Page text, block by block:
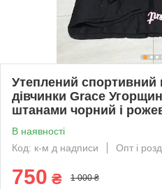
Утеплений
дівчинки Grace
штанами чорний і
В наявності
Код: к-м д надписи
Опт і
750 ₴ 1 000 ₴